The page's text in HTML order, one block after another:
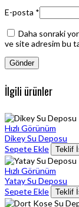
E-posta *
Daha sonraki
ve site adresim bu
İlgili ürünler
Hızlı Görünüm
Dikey Su Deposu
Sepete Ekle
Teklif
Hızlı Görünüm
Yatay Su Deposu
Sepete Ekle
Teklif